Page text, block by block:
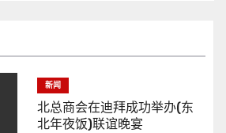
新闻
北总商会在迪拜成功举办(东
北年夜饭)联谊晚宴